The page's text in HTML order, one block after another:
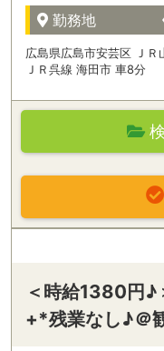
勤務地
広島県広島市安芸区 Ｊ
ＪＲ呉線 海田市 車8分
＜時給1380円♪
+*残業なし♪＠